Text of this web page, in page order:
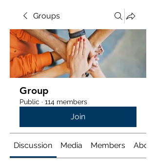
Groups
Group
Public · 114 members
Join
Discussion Media Members About